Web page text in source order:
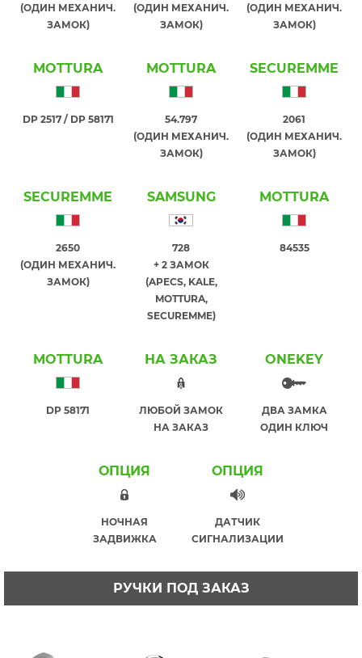
(ОДИН МЕХАНИЧ.
ЗАМОК)
(ОДИН МЕХАНИЧ.
ЗАМОК)
(ОДИН МЕХАНИЧ.
ЗАМОК)
MOTTURA
DP 2517 / DP 58171
MOTTURA
54.797
(ОДИН МЕХАНИЧ.
ЗАМОК)
SECUREMME
2061
(ОДИН МЕХАНИЧ.
ЗАМОК)
SECUREMME
2650
(ОДИН МЕХАНИЧ.
ЗАМОК)
SAMSUNG
728
+ 2 ЗАМОК
(APECS, KALE,
MOTTURA,
SECUREMME)
MOTTURA
84535
MOTTURA
DP 58171
НА ЗАКАЗ
ЛЮБОЙ ЗАМОК
НА ЗАКАЗ
ONEKEY
ДВА ЗАМКА
ОДИН КЛЮЧ
ОПЦИЯ
НОЧНАЯ
ЗАДВИЖКА
ОПЦИЯ
ДАТЧИК
СИГНАЛИЗАЦИИ
РУЧКИ ПОД ЗАКАЗ